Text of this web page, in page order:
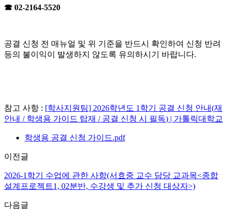
☎ 02-2164-5520
공결 신청 전 매뉴얼 및 위 기준을 반드시 확인하여 신청 반려
등의 불이익이 발생하지 않도록 유의하시기 바랍니다.
참고 사항 : [학사지원팀] 2026학년도 1 학기 공결 신청 안내(재
안내 / 학생용 가이드 탑재 / 공결 신청 시 필독) | 가톨릭대학교
학생용 공결 신청 가이드.pdf
이전글
2026-1학기 수업에 관한 사항(서효중 교수 담당 교과목<종합
설계프로젝트1, 02분반, 수강생 및 추가 신청 대상자>)
다음글